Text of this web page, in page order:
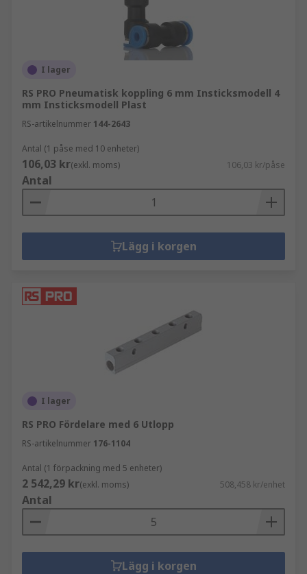
I lager
RS PRO Pneumatisk koppling 6 mm Insticksmodell 4
mm Insticksmodell Plast
RS-artikelnummer 144-2643
Antal (1 påse med 10 enheter)
106,03 kr(exkl. moms) 106,03 kr/påse
Antal
Lägg i korgen
I lager
RS PRO Fördelare med 6 Utlopp
RS-artikelnummer 176-1104
Antal (1 förpackning med 5 enheter)
2 542,29 kr(exkl. moms) 508,458 kr/enhet
Antal
Lägg i korgen